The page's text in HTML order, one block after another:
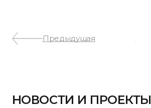
Предыдущая
НОВОСТИ И ПРОЕКТЫ